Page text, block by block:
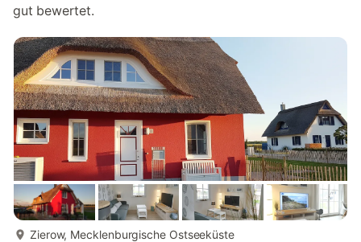
gut bewertet.
Zierow, Mecklenburgische Ostseeküste